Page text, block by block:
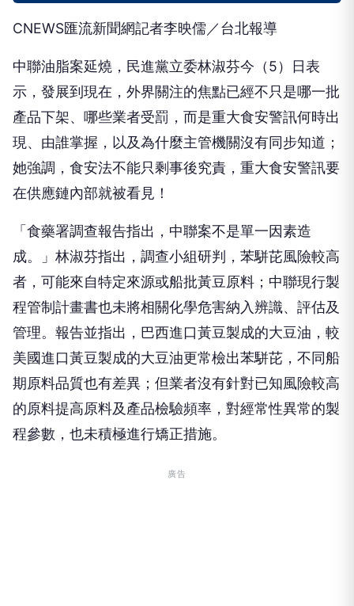
CNEWS匯流新聞網記者李映儒／台北報導
中聯油脂案延燒，民進黨立委林淑芬今（5）日表
示，發展到現在，外界關注的焦點已經不只是哪一批
產品下架、哪些業者受罰，而是重大食安警訊何時出
現、由誰掌握，以及為什麼主管機關沒有同步知道；
她強調，食安法不能只剩事後究責，重大食安警訊要
在供應鏈內部就被看見！
「食藥署調查報告指出，中聯案不是單一因素造
成。」林淑芬指出，調查小組研判，苯駢芘風險較高
者，可能來自特定來源或船批黃豆原料；中聯現行製
程管制計畫書也未將相關化學危害納入辨識、評估及
管理。報告並指出，巴西進口黃豆製成的大豆油，較
美國進口黃豆製成的大豆油更常檢出苯駢芘，不同船
期原料品質也有差異；但業者沒有針對已知風險較高
的原料提高原料及產品檢驗頻率，對經常性異常的製
程參數，也未積極進行矯正措施。
廣告